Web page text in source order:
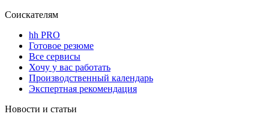
Соискателям
hh PRO
Готовое резюме
Все сервисы
Хочу у вас работать
Производственный календарь
Экспертная рекомендация
Новости и статьи